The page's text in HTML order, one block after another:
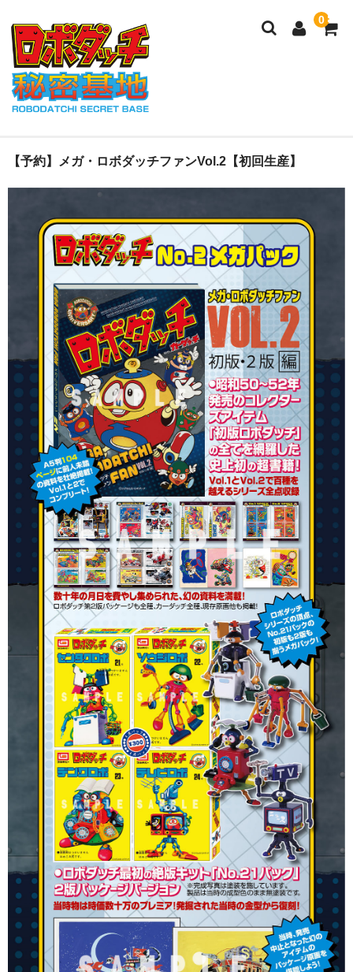
ロボダッチ秘密基地
0
ご利用ガイド
カート
【予約】メガ・ロボダッチファンVol.2【初回生産】